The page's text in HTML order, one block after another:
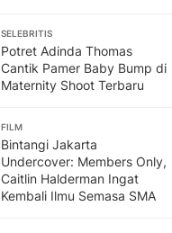
SELEBRITIS
Potret Adinda Thomas
Cantik Pamer Baby Bump di
Maternity Shoot Terbaru
FILM
Bintangi Jakarta
Undercover: Members Only,
Caitlin Halderman Ingat
Kembali Ilmu Semasa SMA